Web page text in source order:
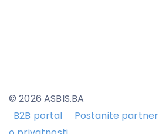
© 2026 ASBIS.BA
B2B portal
Postanite partner